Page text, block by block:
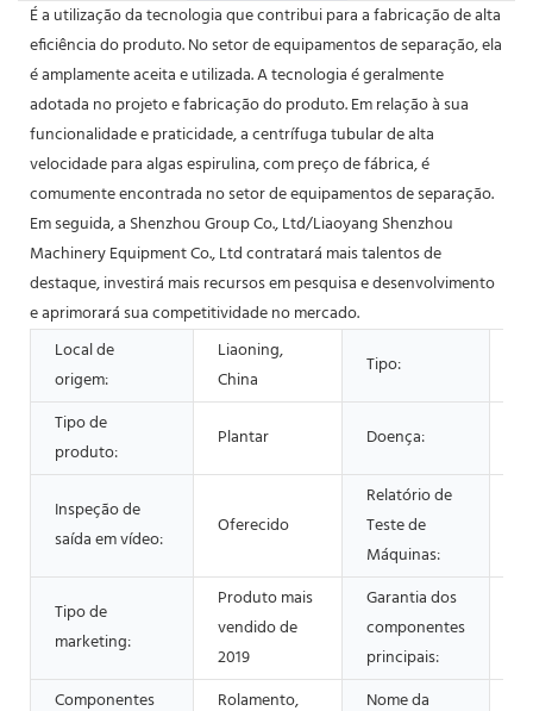
É a utilização da tecnologia que contribui para a fabricação de alta
eficiência do produto. No setor de equipamentos de separação, ela
é amplamente aceita e utilizada. A tecnologia é geralmente
adotada no projeto e fabricação do produto. Em relação à sua
funcionalidade e praticidade, a centrífuga tubular de alta
velocidade para algas espirulina, com preço de fábrica, é
comumente encontrada no setor de equipamentos de separação.
Em seguida, a Shenzhou Group Co., Ltd/Liaoyang Shenzhou
Machinery Equipment Co., Ltd contratará mais talentos de
destaque, investirá mais recursos em pesquisa e desenvolvimento
e aprimorará sua competitividade no mercado.
Local de
origem:
Liaoning,
China
Tipo:
Tipo de
produto:
Plantar Doença:
Inspeção de
saída em vídeo:
Oferecido
Relatório de
Teste de
Máquinas:
Tipo de
marketing:
Produto mais
vendido de
2019
Garantia dos
componentes
principais:
Componentes
Rolamento,
Nome da